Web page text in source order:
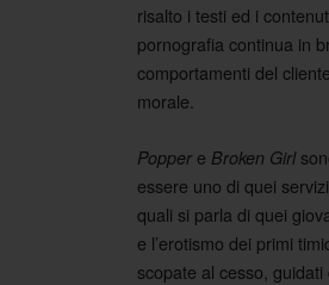
risalto i testi ed i
pornografia continua in
comportamenti del
morale.
Popper e Broken Girl
essere uno di quei
quali si parla di quei
e l’erotismo dei primi
scopate al cesso,